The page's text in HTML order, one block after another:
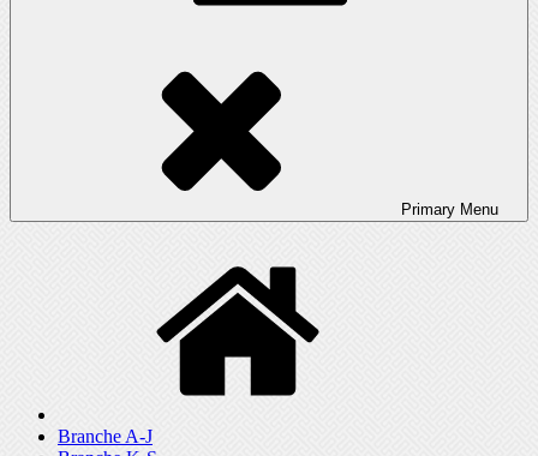
Primary Menu
Branche A-J